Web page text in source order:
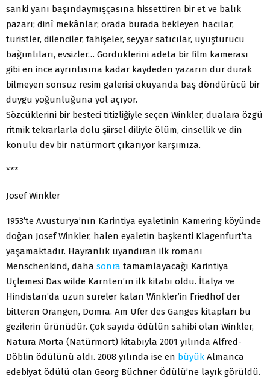
sanki yanı başındaymışçasına hissettiren bir et ve balık
pazarı; dinî mekânlar; orada burada bekleyen hacılar,
turistler, dilenciler, fahişeler, seyyar satıcılar, uyuşturucu
bağımlıları, evsizler… Gördüklerini adeta bir film kamerası
gibi en ince ayrıntısına kadar kaydeden yazarın dur durak
bilmeyen sonsuz resim galerisi okuyanda baş döndürücü bir
duygu yoğunluğuna yol açıyor.
Sözcüklerini bir besteci titizliğiyle seçen Winkler, dualara özgü
ritmik tekrarlarla dolu şiirsel diliyle ölüm, cinsellik ve din
konulu dev bir natürmort çıkarıyor karşımıza.
***
Josef Winkler
1953’te Avusturya’nın Karintiya eyaletinin Kamering köyünde
doğan Josef Winkler, halen eyaletin başkenti Klagenfurt’ta
yaşamaktadır. Hayranlık uyandıran ilk romanı
Menschenkind, daha sonra tamamlayacağı Karintiya
Üçlemesi Das wilde Kärnten’ın ilk kitabı oldu. İtalya ve
Hindistan’da uzun süreler kalan Winkler’in Friedhof der
bitteren Orangen, Domra. Am Ufer des Ganges kitapları bu
gezilerin ürünüdür. Çok sayıda ödülün sahibi olan Winkler,
Natura Morta (Natürmort) kitabıyla 2001 yılında Alfred-
Döblin ödülünü aldı. 2008 yılında ise en büyük Almanca
edebiyat ödülü olan Georg Büchner Ödülü’ne layık görüldü.